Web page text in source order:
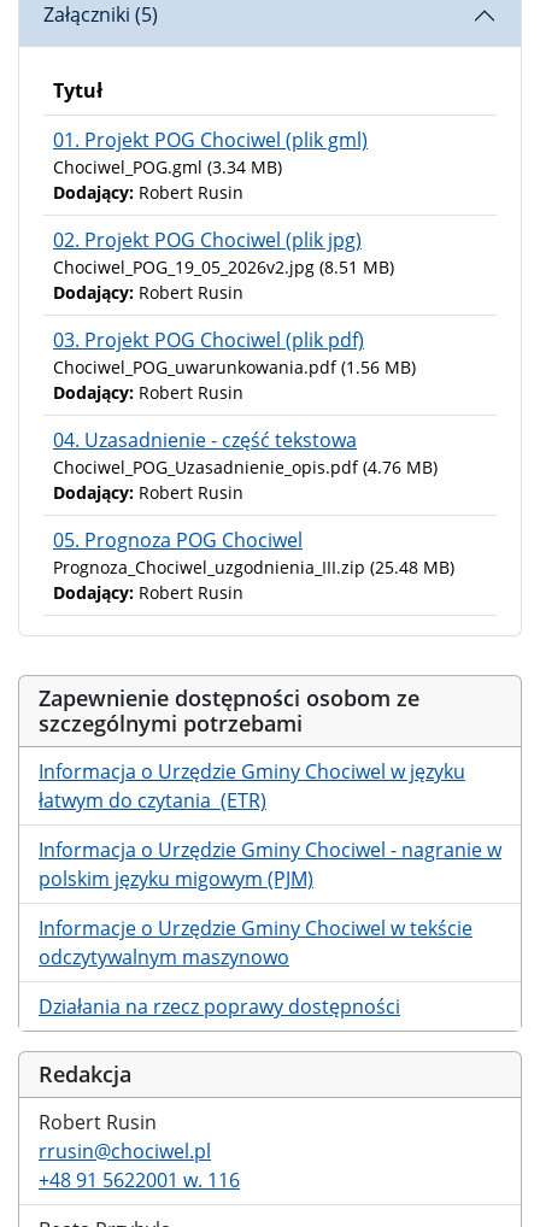
Zapewnienie dostępności osobom ze
szczególnymi potrzebami
Informacja o Urzędzie Gminy Chociwel w języku
łatwym do czytania (ETR)
Informacja o Urzędzie Gminy Chociwel - nagranie w
polskim języku migowym (PJM)
Informacje o Urzędzie Gminy Chociwel w tekście
odczytywalnym maszynowo
Działania na rzecz poprawy dostępności
Redakcja
Robert Rusin
rrusin@chociwel.pl
+48 91 5622001 w. 116
Załączniki (5)
Tytuł
01. Projekt POG Chociwel (plik gml)
Chociwel_POG.gml (3.34 MB)
Dodający: Robert Rusin
02. Projekt POG Chociwel (plik jpg)
Chociwel_POG_19_05_2026v2.jpg (8.51 MB)
Dodający: Robert Rusin
03. Projekt POG Chociwel (plik pdf)
Chociwel_POG_uwarunkowania.pdf (1.56 MB)
Dodający: Robert Rusin
04. Uzasadnienie - część tekstowa
Chociwel_POG_Uzasadnienie_opis.pdf (4.76 MB)
Dodający: Robert Rusin
05. Prognoza POG Chociwel
Prognoza_Chociwel_uzgodnienia_III.zip (25.48 MB)
Dodający: Robert Rusin